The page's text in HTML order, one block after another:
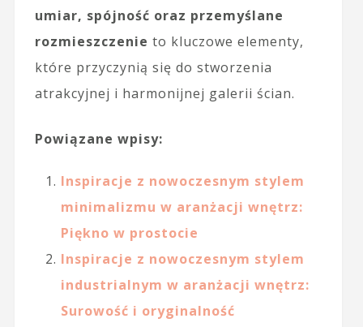
umiar, spójność oraz przemyślane
rozmieszczenie to kluczowe elementy,
które przyczynią się do stworzenia
atrakcyjnej i harmonijnej galerii ścian.
Powiązane wpisy:
Inspiracje z nowoczesnym stylem
minimalizmu w aranżacji wnętrz:
Piękno w prostocie
Inspiracje z nowoczesnym stylem
industrialnym w aranżacji wnętrz:
Surowość i oryginalność